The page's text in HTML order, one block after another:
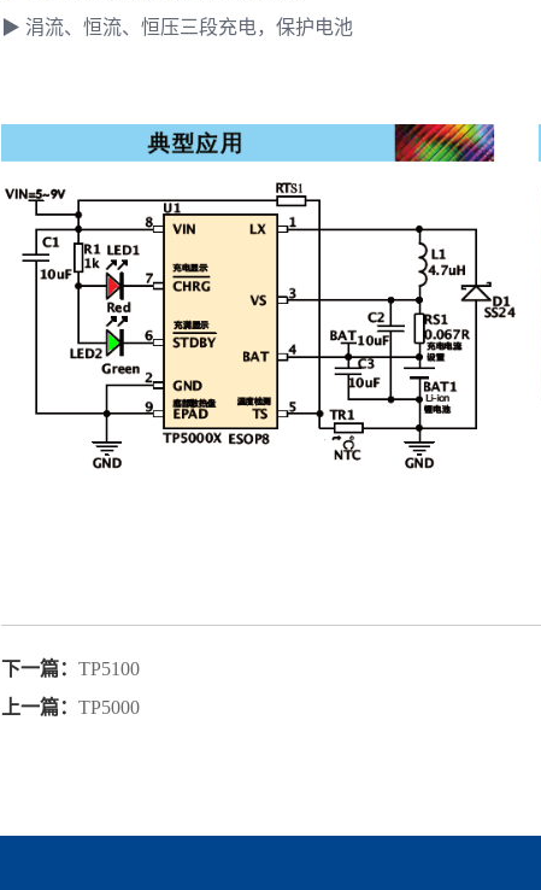
▶ 涓流、恒流、恒压三段充电，保护电池
下一篇： TP5100
上一篇： TP5000